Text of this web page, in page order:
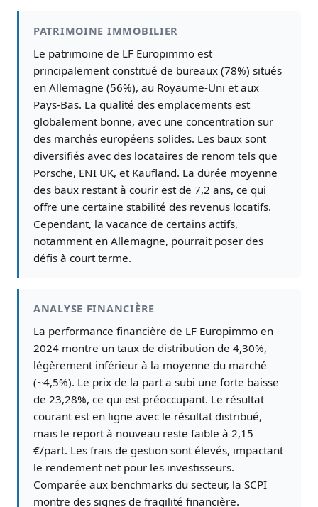
PATRIMOINE IMMOBILIER
Le patrimoine de LF Europimmo est
principalement constitué de bureaux (78%) situés
en Allemagne (56%), au Royaume-Uni et aux
Pays-Bas. La qualité des emplacements est
globalement bonne, avec une concentration sur
des marchés européens solides. Les baux sont
diversifiés avec des locataires de renom tels que
Porsche, ENI UK, et Kaufland. La durée moyenne
des baux restant à courir est de 7,2 ans, ce qui
offre une certaine stabilité des revenus locatifs.
Cependant, la vacance de certains actifs,
notamment en Allemagne, pourrait poser des
défis à court terme.
ANALYSE FINANCIÈRE
La performance financière de LF Europimmo en
2024 montre un taux de distribution de 4,30%,
légèrement inférieur à la moyenne du marché
(~4,5%). Le prix de la part a subi une forte baisse
de 23,28%, ce qui est préoccupant. Le résultat
courant est en ligne avec le résultat distribué,
mais le report à nouveau reste faible à 2,15
€/part. Les frais de gestion sont élevés, impactant
le rendement net pour les investisseurs.
Comparée aux benchmarks du secteur, la SCPI
montre des signes de fragilité financière.